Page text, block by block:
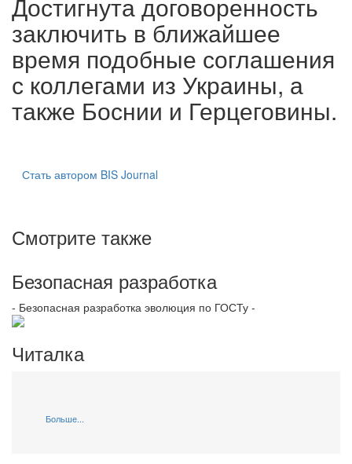
заключить в ближайшее
время подобные соглашения
с коллегами из Украины, а
также Боснии и Герцеговины.
Стать автором BIS Journal
Смотрите также
Безопасная разработка
- Безопасная разработка эволюция по ГОСТу -
Читалка
Больше...